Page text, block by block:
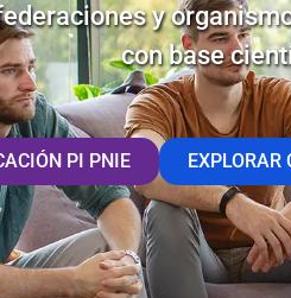
y
con base
PI PNIE EXPLORAR